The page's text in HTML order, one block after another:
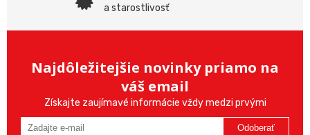
a starostlivosť
Najdôležitejšie novinky priamo na
váš email
Získajte zaujímavé informácie vždy medzi prvými
Odoberať